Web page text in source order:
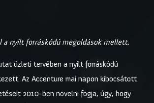
nyílt forráskódú megoldások mellett.
üzleti tervében a nyílt forráskódú
Az Accenture mai napon kibocsátott
2010-ben növelni fogja, úgy, hogy